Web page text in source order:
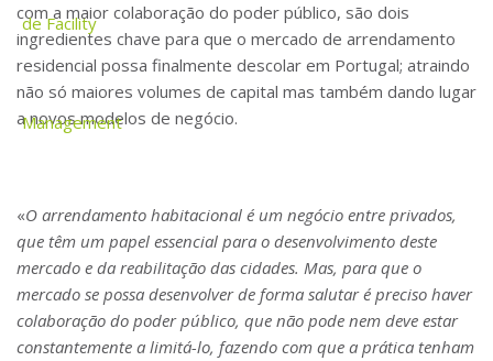
com a maior colaboração do poder público, são dois
ingredientes chave para que o mercado de arrendamento
residencial possa finalmente descolar em Portugal; atraindo
não só maiores volumes de capital mas também dando lugar
a novos modelos de negócio.
«O arrendamento habitacional é um negócio entre privados,
que têm um papel essencial para o desenvolvimento deste
mercado e da reabilitação das cidades. Mas, para que o
mercado se possa desenvolver de forma salutar é preciso haver
colaboração do poder público, que não pode nem deve estar
constantemente a limitá-lo, fazendo com que a prática tenham